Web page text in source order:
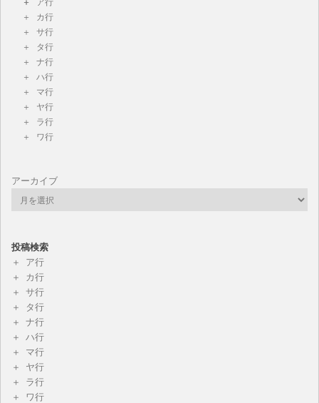
ア行
カ行
サ行
タ行
ナ行
ハ行
マ行
ヤ行
ラ行
ワ行
アーカイブ
投稿検索
ア行
カ行
サ行
タ行
ナ行
ハ行
マ行
ヤ行
ラ行
ワ行